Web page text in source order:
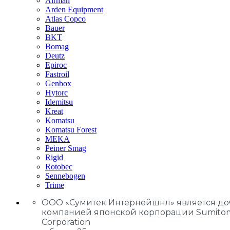
Arden Equipment
Atlas Сopco
Bauer
BKT
Bomag
Deutz
Epiroc
Fastroil
Genbox
Hytorc
Idemitsu
Kreat
Komatsu
Komatsu Forest
MEKA
Peiner Smag
Rigid
Rotobec
Sennebogen
Trime
ООО «Сумитек Интернейшнл» является
компанией японской корпорации
Corporation